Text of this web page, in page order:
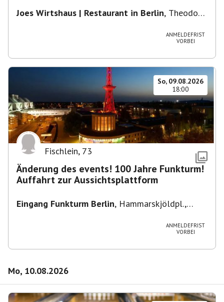
Joes Wirtshaus | Restaurant in Berlin, Theodor-
ANMELDEFRIST
VORBEI
So, 09.08.2026
18:00
Fischlein, 73
Änderung des events! 100 Jahre Funkturm!
Auffahrt zur Aussichtsplattform
Eingang Funkturm Berlin, Hammarskjöldpl.,
ANMELDEFRIST
VORBEI
Mo, 10.08.2026